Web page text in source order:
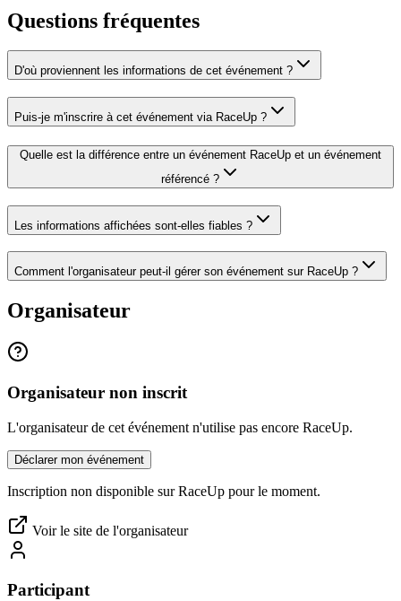
Questions fréquentes
D'où proviennent les informations de cet événement ?
Puis-je m'inscrire à cet événement via RaceUp ?
Quelle est la différence entre un événement RaceUp et un événement
référencé ?
Les informations affichées sont-elles fiables ?
Comment l'organisateur peut-il gérer son événement sur RaceUp ?
Organisateur
Organisateur non inscrit
L'organisateur de cet événement n'utilise pas encore RaceUp.
Déclarer mon événement
Inscription non disponible sur RaceUp pour le moment.
Voir le site de l'organisateur
Participant